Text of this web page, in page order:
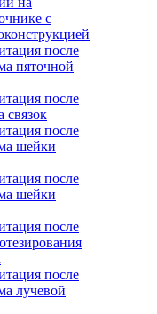
с
после
пяточной
после
связок
после
шейки
после
шейки
после
после
лучевой